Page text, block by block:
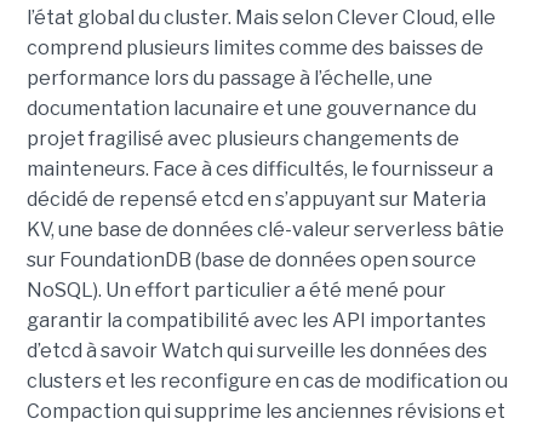
l’état global du cluster. Mais selon Clever Cloud, elle
comprend plusieurs limites comme des baisses de
performance lors du passage à l’échelle, une
documentation lacunaire et une gouvernance du
projet fragilisé avec plusieurs changements de
mainteneurs. Face à ces difficultés, le fournisseur a
décidé de repensé etcd en s’appuyant sur Materia
KV, une base de données clé-valeur serverless bâtie
sur FoundationDB (base de données open source
NoSQL). Un effort particulier a été mené pour
garantir la compatibilité avec les API importantes
d’etcd à savoir Watch qui surveille les données des
clusters et les reconfigure en cas de modification ou
Compaction qui supprime les anciennes révisions et